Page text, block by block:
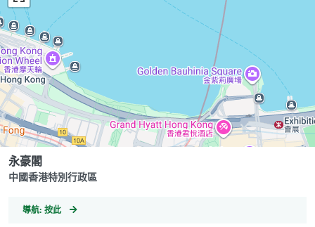
中國香港特別行政區
永豪閣
導航: GeoCoordinates
按此